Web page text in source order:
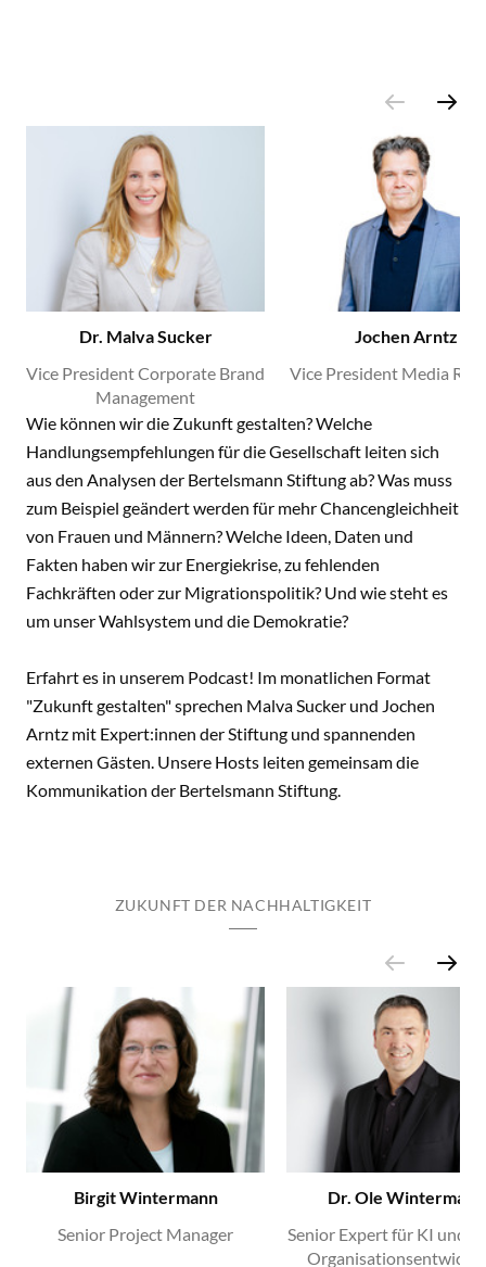
Dr. Malva Sucker
Vice President Corporate Brand
Management
Jochen Arntz
Vice President Media
Wie können wir die Zukunft gestalten? Welche
Handlungsempfehlungen für die Gesellschaft leiten sich
aus den Analysen der Bertelsmann Stiftung ab? Was muss
zum Beispiel geändert werden für mehr Chancengleichheit
von Frauen und Männern? Welche Ideen, Daten und
Fakten haben wir zur Energiekrise, zu fehlenden
Fachkräften oder zur Migrationspolitik? Und wie steht es
um unser Wahlsystem und die Demokratie?
Erfahrt es in unserem Podcast! Im monatlichen Format
"Zukunft gestalten" sprechen Malva Sucker und Jochen
Arntz mit Expert:innen der Stiftung und spannenden
externen Gästen. Unsere Hosts leiten gemeinsam die
Kommunikation der Bertelsmann Stiftung.
ZUKUNFT DER NACHHALTIGKEIT
Birgit Wintermann
Senior Project Manager
Dr. Ole Wintermann
Senior Expert für KI und